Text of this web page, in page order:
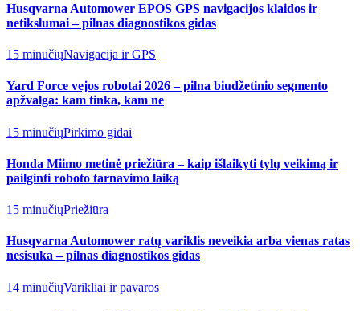
Husqvarna Automower EPOS GPS navigacijos klaidos ir
netikslumai – pilnas diagnostikos gidas
15 minučiųNavigacija ir GPS
Yard Force vejos robotai 2026 – pilna biudžetinio segmento
apžvalga: kam tinka, kam ne
15 minučiųPirkimo gidai
Honda Miimo metinė priežiūra – kaip išlaikyti tylų veikimą ir
pailginti roboto tarnavimo laiką
15 minučiųPriežiūra
Husqvarna Automower ratų variklis neveikia arba vienas ratas
nesisuka – pilnas diagnostikos gidas
14 minučiųVarikliai ir pavaros